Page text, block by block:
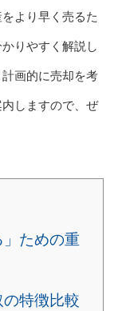
より早く売るた
りやすく解説し
画的に売却を考
しますので、ぜ
」ための重
の特徴比較